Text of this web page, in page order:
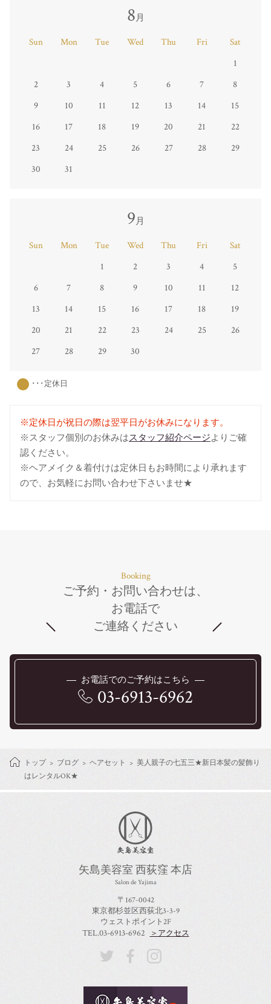
8月
Sun Mon Tue Wed Thu Fri
Sat
1
2
3 4 5 6 7
8
9
10 11 12 13 14
15
16
17 18 19 20 21
22
23
24 25 26 27 28
29
30
31
9月
Sun Mon Tue Wed Thu Fri
Sat
1
2 3 4
5
6
7 8 9 10 11
12
13
14 15 16 17 18
19
20
21 22 23 24 25
26
27
28 29 30
･･･定休日
※定休日が祝日の際は翌平日がお休みになります。
※スタッフ個別のお休みはスタッフ紹介ページよりご確
認ください。
※ヘアメイク＆着付けは定休日もお時間により承れます
ので、お気軽にお問い合わせ下さいませ★
Booking
ご予約・お問い合わせは、
お電話で
ご連絡ください
お電話でのご予約はこちら
03-6913-6962
トップ ブログ ヘアセット
美人親子の七五三★新日本髪の髪飾り
はレンタルOK★
矢島美容室 西荻窪 本店
Salon de Yajima
〒167-0042
東京都杉並区西荻北3-3-9
ウェストポイント2F
TEL.03-6913-6962 ＞アクセス